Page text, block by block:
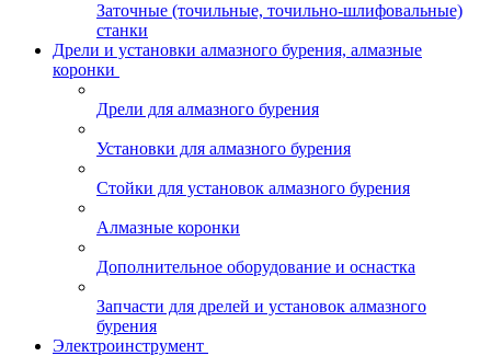
Заточные (точильные, точильно-шлифовальные)
станки
Дрели и установки алмазного бурения, алмазные
коронки
Дрели для алмазного бурения
Установки для алмазного бурения
Стойки для установок алмазного бурения
Алмазные коронки
Дополнительное оборудование и оснастка
Запчасти для дрелей и установок алмазного
бурения
Электроинструмент